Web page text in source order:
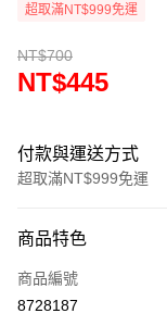
超取滿NT$999免運
NT$700
NT$445
付款與運送方式
超取滿NT$999免運
信用卡一次付款
信用卡分期付款
商品特色
商品編號
8728187